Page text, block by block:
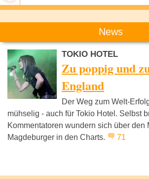
News
TOKIO HOTEL
Zu poppig und
England
Der Weg zum Welt-
mühselig - auch für Tokio Hotel. Selbst
Kommentatoren wundern sich über den
Magdeburger in den Charts.
71